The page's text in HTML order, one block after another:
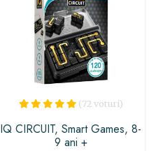
(72 voturi)
IQ CIRCUIT, Smart Games, 8-
9 ani +